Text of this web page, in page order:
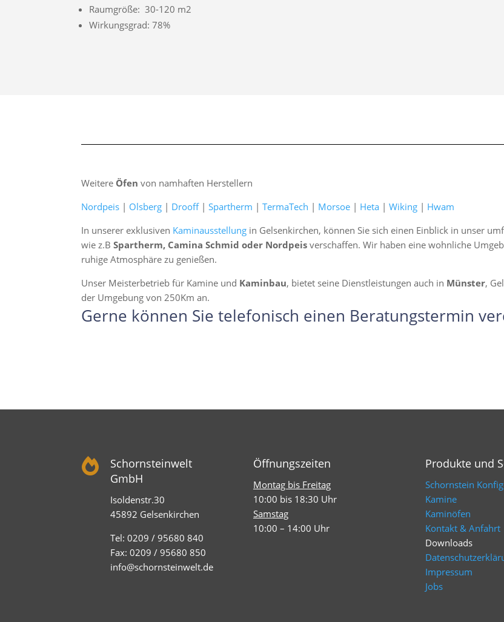
Raumgröße: 30-120 m2
Wirkungsgrad: 78%
Weitere Öfen von namhaften Herstellern
Nordpeis | Olsberg | Drooff|Spartherm |TermaTech | Morsoe | Heta |Wiking | Hwam
In unserer exklusiven Kaminausstellung in Gelsenkirchen, können Sie sich einen Einblick in unser
wie z.BSpartherm, Camina Schmid oder Nordpeis verschaffen. Wir haben eine wohnliche
ruhige Atmosphäre zu genießen.
Unser Meisterbetrieb für Kamine und Kaminbau, bietet seine Dienstleistungen auch in Münster,
der Umgebung von 250Km an.
Gerne können Sie telefonisch einen Beratungstermin

Schornsteinwelt
GmbH
Isoldenstr.30
45892 Gelsenkirchen
Tel: 0209 / 95680 840
Fax: 0209 / 95680 850
info@schornsteinwelt.de
Öffnungszeiten
Montag bis Freitag
10:00 bis 18:30 Uhr
Samstag
10:00 – 14:00 Uhr
Produkte und
Schornstein
Kamine
Kaminöfen
Kontakt & Anfahrt
Downloads
Impressum
Jobs